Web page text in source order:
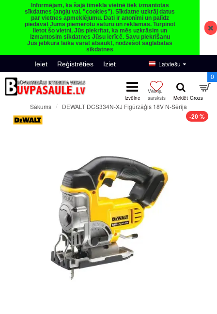
Informējam, ka šajā tīmekļa vietnē tiek izmantotas
sīkdatnes (angļu val. "cookies"). Sīkdatne uzkrāj datus
par vietnes apmeklējumu. Dati ir anonīmi un palīdz
piedāvāt Jums piemērotu saturu un reklāmas. Turpinot
lietot šo vietni, Jūs piekrītat, ka mēs uzkrāsim un
izmantosim sīkdatnes Jūsu ierīcē. Savu piekrišanu
Jūs jebkurā laikā varat atsaukt, nodzēšot saglabātās
sīkdatnes
Ieiet Reģistrēties Iziet Latviešu
0
Sākums DEWALT DCS334N-XJ Figūrzāģis 18V N-Sērija
-20 %